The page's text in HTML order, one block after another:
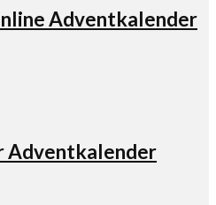
Adventkalender
Adventkalender